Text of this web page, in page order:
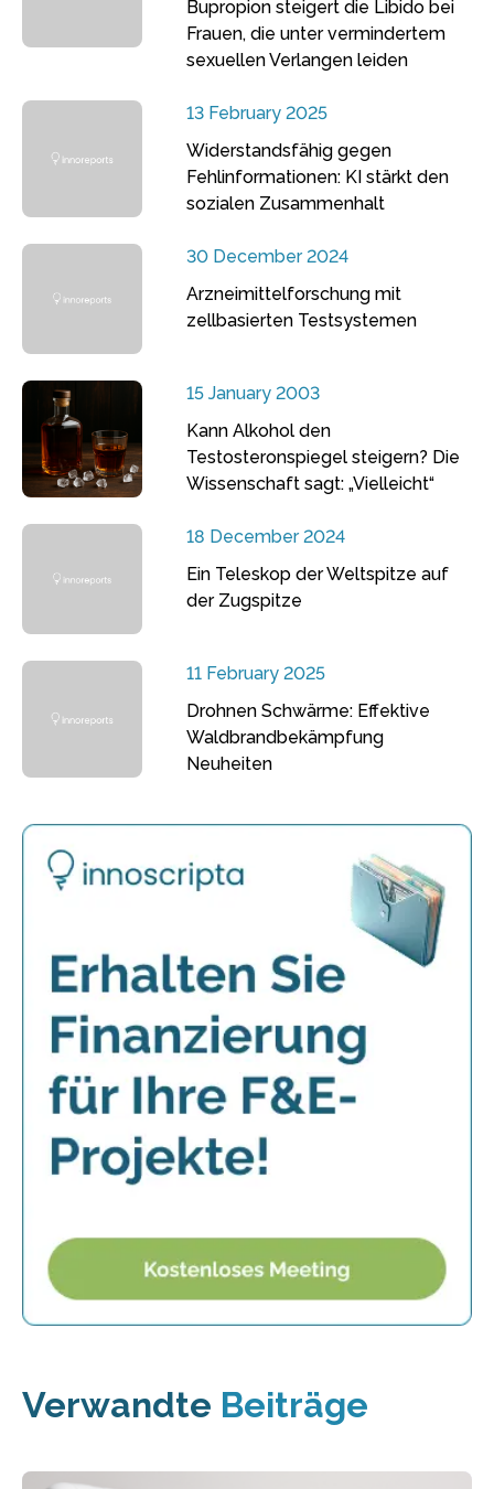
Bupropion steigert die Libido bei
Frauen, die unter vermindertem
sexuellen Verlangen leiden
13 February 2025
Widerstandsfähig gegen
Fehlinformationen: KI stärkt den
sozialen Zusammenhalt
30 December 2024
Arzneimittelforschung mit
zellbasierten Testsystemen
15 January 2003
Kann Alkohol den
Testosteronspiegel steigern? Die
Wissenschaft sagt: „Vielleicht“
18 December 2024
Ein Teleskop der Weltspitze auf
der Zugspitze
11 February 2025
Drohnen Schwärme: Effektive
Waldbrandbekämpfung
Neuheiten
Verwandte Beiträge